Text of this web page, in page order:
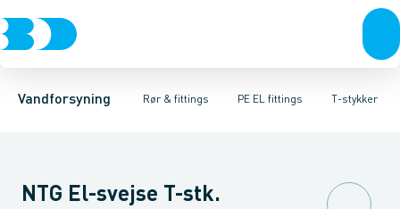
Vandforsyning Rør & fittings
Rør & fittingsKoblinger & anboringerMuffer, klemmer &
PE EL fittings
PE rørPE EL fittingsPE fittings Duktiljern fittings T-stykker
VinklerT-stykker SvejsemufferReduktionerAnboringssadler-
NTG El-svejse T-stk.